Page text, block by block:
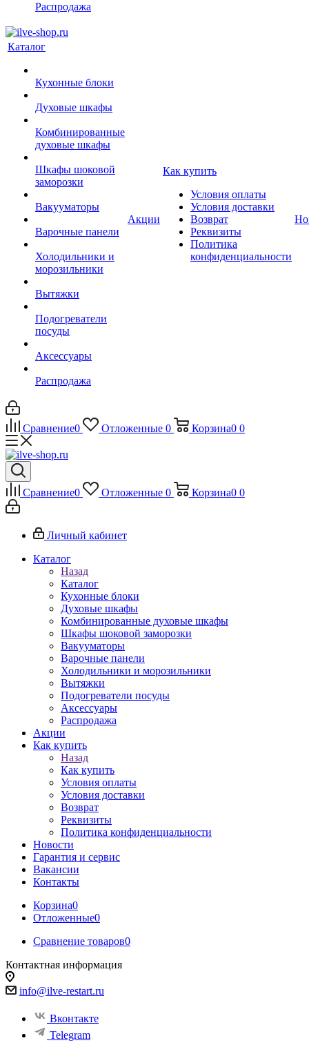
Распродажа
Каталог
Кухонные блоки
Духовые шкафы
Комбинированные
духовые шкафы
Шкафы шоковой
заморозки
Вакууматоры
Варочные панели
Холодильники и
морозильники
Вытяжки
Подогреватели
посуды
Аксессуары
Распродажа
Акции
Как купить
Условия оплаты
Условия доставки
Возврат
Реквизиты
Политика
конфиденциальности
Сравнение0 Отложенные 0 Корзина0 0
Сравнение0 Отложенные 0 Корзина0 0
Личный кабинет
Каталог
Назад
Каталог
Кухонные блоки
Духовые шкафы
Комбинированные духовые шкафы
Шкафы шоковой заморозки
Вакууматоры
Варочные панели
Холодильники и морозильники
Вытяжки
Подогреватели посуды
Аксессуары
Распродажа
Акции
Как купить
Назад
Как купить
Условия оплаты
Условия доставки
Возврат
Реквизиты
Политика конфиденциальности
Новости
Гарантия и сервис
Вакансии
Контакты
Корзина0
Отложенные0
Сравнение товаров0
Контактная информация
info@ilve-restart.ru
Вконтакте
Telegram